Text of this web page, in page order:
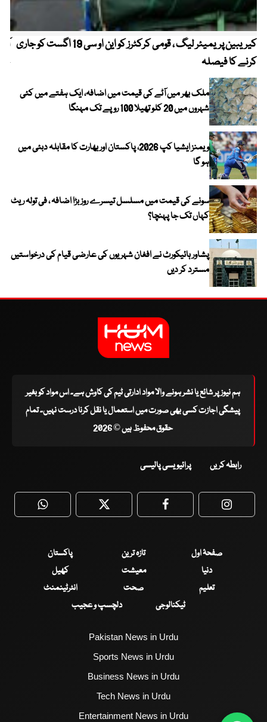
کیریبین پریمیئر لیگ ، قومی کرکٹرز کو این او سی 19 اگست کو جاری
کرنے کا فیصلہ
ملک بھر میں آٹے کی قیمت میں اضافہ، ایک ہفتے میں کئی
شہروں میں 20 کلو تھیلا 100 روپے تک مہنگا
ویمنز ایشیا کپ 2026، پاکستان اور بھارت کا مقابلہ دبئی میں
ہو گا
سونے کی قیمت میں مسلسل تیسرے روز بڑا اضافہ ، فی تولہ ریٹ
کہاں تک جا پہنچا؟
پشاور ہائیکورٹ نے افغان شہریوں کی عارضی قیام کی درخواستیں
مسترد کر دیں
ہم نیوز پر شائع یا نشر ہونے والا مواد ادارتی ٹیم کی کاوش ہے۔ اس مواد کو بغیر
پیشگی اجازت کسی بھی صورت میں استعمال یا نقل کرنا درست نہیں۔ تمام
حقوق محفوظ ہیں © 2026
رابطہ کریں پرائیویسی پالیسی
WhatsApp Twitter Facebook
صفحۂ اول تازہ ترین
پاکستان
دنیا
معیشت
کھیل
تعلیم
صحت
انٹرٹینمنٹ
ٹیکنالوجی
دلچسپ و عجیب
Pakistan News in Urdu
Sports News in Urdu
Business News in Urdu
Tech News in Urdu
Entertainment News in Urdu